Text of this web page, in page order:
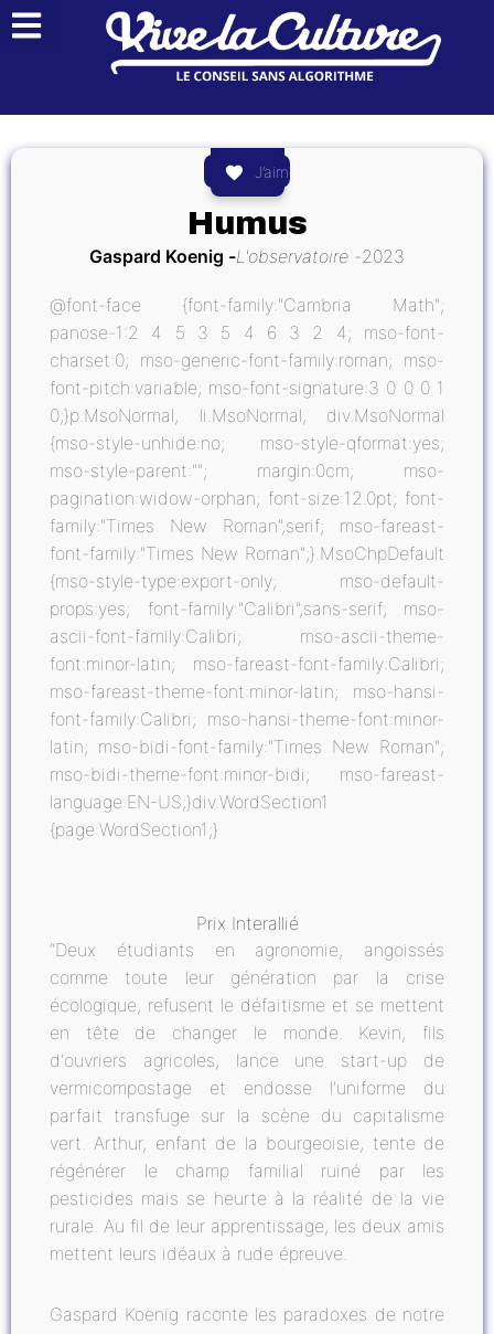
J’aime
Humus
Gaspard Koenig L'observatoire 2023
@font-face {font-family:"Cambria Math";
panose-1:2 4 5 3 5 4 6 3 2 4; mso-font-
charset:0; mso-generic-font-family:roman; mso-
font-pitch:variable; mso-font-signature:3 0 0 0 1
0;}p.MsoNormal, li.MsoNormal, div.MsoNormal
{mso-style-unhide:no; mso-style-qformat:yes;
mso-style-parent:""; margin:0cm; mso-
pagination:widow-orphan; font-size:12.0pt; font-
family:"Times New Roman",serif; mso-fareast-
font-family:"Times New Roman";}.MsoChpDefault
{mso-style-type:export-only; mso-default-
props:yes; font-family:"Calibri",sans-serif; mso-
ascii-font-family:Calibri; mso-ascii-theme-
font:minor-latin; mso-fareast-font-family:Calibri;
mso-fareast-theme-font:minor-latin; mso-hansi-
font-family:Calibri; mso-hansi-theme-font:minor-
latin; mso-bidi-font-family:"Times New Roman";
mso-bidi-theme-font:minor-bidi; mso-fareast-
language:EN-US;}div.WordSection1
{page:WordSection1;}
Prix Interallié
“Deux étudiants en agronomie, angoissés
comme toute leur génération par la crise
écologique, refusent le défaitisme et se mettent
en tête de changer le monde. Kevin, fils
d'ouvriers agricoles, lance une start-up de
vermicompostage et endosse l'uniforme du
parfait transfuge sur la scène du capitalisme
vert. Arthur, enfant de la bourgeoisie, tente de
régénérer le champ familial ruiné par les
pesticides mais se heurte à la réalité de la vie
rurale. Au fil de leur apprentissage, les deux amis
mettent leurs idéaux à rude épreuve.
Gaspard Koenig raconte les paradoxes de notre